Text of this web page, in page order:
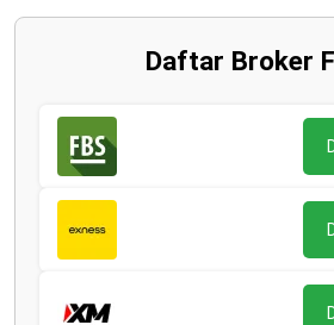
Daftar Broker